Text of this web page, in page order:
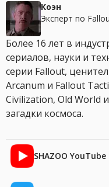
Коэн
Эксперт по
Более 16 лет в
сериалов, науки и
серии Fallout,
Arcanum и Fallout
Civilization, Old World
загадки космоса.
SHAZOO YouTube